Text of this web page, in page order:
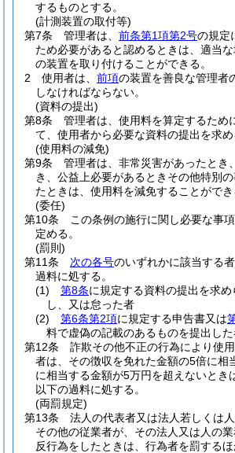
するものとする。
(計測装置の取付等)
第7条
管理者は、 前条第1項第2号の規定
ため必要があると認めるときは、適当
の装置を取り付けることができる。
2
使用者は、 前項の装置を善良な管理者
しなければならない。
(資料の提出)
第8条
管理者は、使用料を算定するため
て、使用者から必要な資料の提出を求め
(使用料の減免)
第9条
管理者は、非常災害があったとき
き、公益上必要があるときその他特別
たときは、使用料を減免することができ
(委任)
第10条
この条例の施行に関し必要な事
定める。
(罰則)
第11条
次の各号のいずれかに該当する
過料に処する。
(1)
第8条に規定する資料の提出を求
し、又は怠った者
(2)
第6条第2項に規定する申告書又は
料で虚偽の記載のあるものを提出し
第12条
詐欺その他不正の行為により使
者は、その徴収を免れた金額の5倍に相
に相当する金額が5万円を超えないとき
以下の過料に処する。
(両罰規定)
第13条
法人の代表者又は法人若しくは
その他の従業者が、その法人又は人の
反行為をしたときは、行為者を罰する